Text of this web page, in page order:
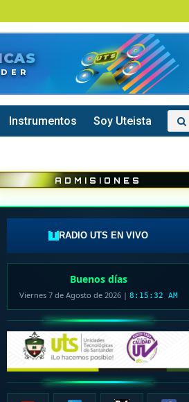
UTS
Instrumentos Soy Uteista
ADMISIONES
RADIO UTS EN VIVO
Buenos días
Viernes 7 de Agosto de 2026| 8:15:33 AM